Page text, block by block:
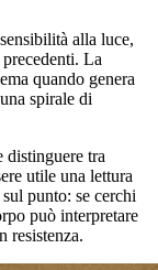
alla luce,
La
quando genera
spirale di
tra
utile una lettura
punto: se cerchi
può interpretare
resistenza.